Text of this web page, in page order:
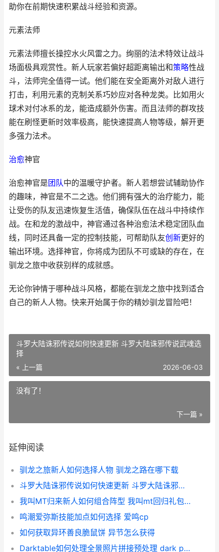
助你在前期快速积累战斗经验和资源。
元素法师
元素法师擅长操控水火风雷之力。绚丽的法术特效让战斗
场面极具观赏性。新人玩家若偏好超距离输出和策略性战
斗，法师完全值得一试。他们能在安全距离外对敌人进行
打击，利用元素的克制关系巧妙应对各种龙类。比如用火
球术对付冰系的龙，能造成额外伤害。而且法师的群攻技
能在刷怪更新时效率极高，能快速提高人物等级，解开更
多强力法术。
治愈神官
治愈神官是团队中的温暖守护者。新人若想尝试辅助协作
的趣味，神官是不二之选。他们拥有强大的治疗能力，能
让受伤的队友迅速恢复生活值，确保队伍在战斗中持续作
战。在和龙的激战中，神官通过各种治愈法术稳定团队血
线，同时还具备一定的控制技能，可帮助队友创新更好的
输出环境。选择神官，你将成为团队不可或缺的存在，在
驯龙之旅中收获别样的成就感。
无论你钟情于哪种战斗风格，都能在驯龙之旅中找到适合
自己的新人人物。快来开始属于你的精妙驯龙冒险吧！
斗罗大陆诛邪传说如何快速更新 斗罗大陆诛邪传说武魂选
择
« 上一篇 2026-06-03
没有了！
下一篇 »
延伸阅读
驯龙之旅新人如何选择人物 驯龙之路在哪下载
斗罗大陆诛邪传说如何快速更新 斗罗大陆诛邪传说武魂选择
我叫MT归来新人如何组合阵型 我叫mt回归礼包详情
鸣潮爱弥斯技能加点如何选择 爱鸣cp
如何获取异环善良脆鼠饼 异节怎么获得
Darktable如何处理全景照片拼接预处理 dark particle